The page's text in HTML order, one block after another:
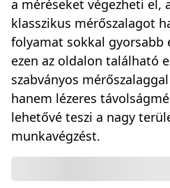
a méréseket végezheti el,
klasszikus mérőszalagot
folyamat sokkal gyorsabb
ezen az oldalon található
szabványos
hanem lézeres
lehetővé teszi a nagy
munkavégzést.